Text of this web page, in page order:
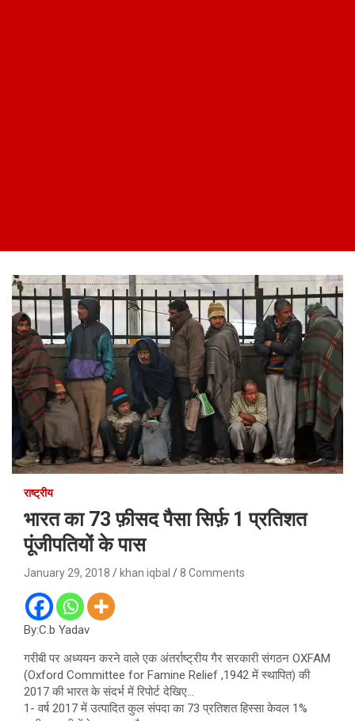
राष्ट्रीय
भारत का 73 फ़ीसद पैसा सिर्फ़ 1 प्रतिशत
पूंजीपतियों के पास
January 29, 2018 khan iqbal 8 Comments
By:C.b Yadav
गरीबी पर अध्ययन करने वाले एक अंतर्राष्ट्रीय गैर सरकारी संगठन OXFAM
(Oxford Committee for Famine Relief ,1942 में स्थापित) की
2017 की भारत के संदर्भ में रिपोर्ट देखिए…
1- वर्ष 2017 में उत्पादित कुल संपदा का 73 प्रतिशत हिस्सा केवल 1%